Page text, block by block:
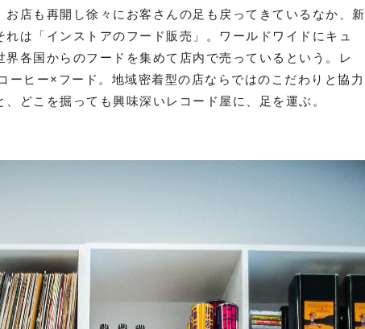
店も再開し徐々にお客さんの足も戻ってきているなか、新
は「インストアのフード販売」。ワールドワイドにキュ
各国からのフードを集めて店内で売っているという。レ
ーヒー×フード。地域密着型の店ならではのこだわりと協力
どこを掘っても興味深いレコード屋に、足を運ぶ。